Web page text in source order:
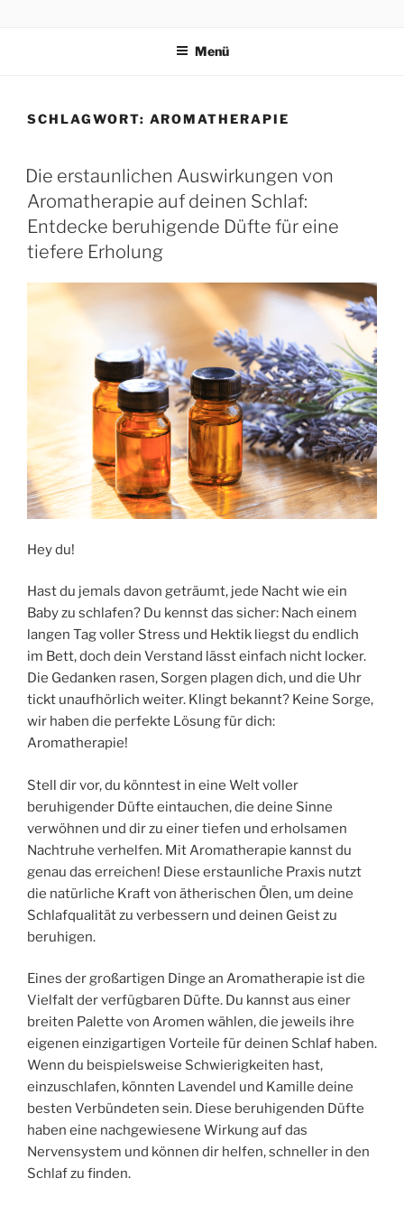
Menü
SCHLAGWORT: AROMATHERAPIE
Die erstaunlichen Auswirkungen von
Aromatherapie auf deinen Schlaf:
Entdecke beruhigende Düfte für eine
tiefere Erholung
Hey du!
Hast du jemals davon geträumt, jede Nacht wie ein
Baby zu schlafen? Du kennst das sicher: Nach einem
langen Tag voller Stress und Hektik liegst du endlich
im Bett, doch dein Verstand lässt einfach nicht locker.
Die Gedanken rasen, Sorgen plagen dich, und die Uhr
tickt unaufhörlich weiter. Klingt bekannt? Keine Sorge,
wir haben die perfekte Lösung für dich:
Aromatherapie!
Stell dir vor, du könntest in eine Welt voller
beruhigender Düfte eintauchen, die deine Sinne
verwöhnen und dir zu einer tiefen und erholsamen
Nachtruhe verhelfen. Mit Aromatherapie kannst du
genau das erreichen! Diese erstaunliche Praxis nutzt
die natürliche Kraft von ätherischen Ölen, um deine
Schlafqualität zu verbessern und deinen Geist zu
beruhigen.
Eines der großartigen Dinge an Aromatherapie ist die
Vielfalt der verfügbaren Düfte. Du kannst aus einer
breiten Palette von Aromen wählen, die jeweils ihre
eigenen einzigartigen Vorteile für deinen Schlaf haben.
Wenn du beispielsweise Schwierigkeiten hast,
einzuschlafen, könnten Lavendel und Kamille deine
besten Verbündeten sein. Diese beruhigenden Düfte
haben eine nachgewiesene Wirkung auf das
Nervensystem und können dir helfen, schneller in den
Schlaf zu finden.